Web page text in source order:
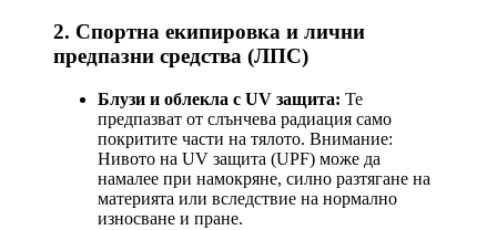
2. Спортна екипировка и лични
предпазни средства (ЛПС)
Блузи и облекла с UV защита: Те
предпазват от слънчева радиация само
покритите части на тялото. Внимание:
Нивото на UV защита (UPF) може да
намалее при намокряне, силно разтягане на
материята или вследствие на нормално
износване и пране.